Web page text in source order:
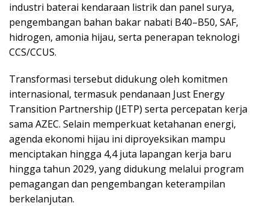
industri baterai kendaraan listrik dan panel surya,
pengembangan bahan bakar nabati B40–B50, SAF,
hidrogen, amonia hijau, serta penerapan teknologi
CCS/CCUS.
Transformasi tersebut didukung oleh komitmen
internasional, termasuk pendanaan Just Energy
Transition Partnership (JETP) serta percepatan kerja
sama AZEC. Selain memperkuat ketahanan energi,
agenda ekonomi hijau ini diproyeksikan mampu
menciptakan hingga 4,4 juta lapangan kerja baru
hingga tahun 2029, yang didukung melalui program
pemagangan dan pengembangan keterampilan
berkelanjutan.